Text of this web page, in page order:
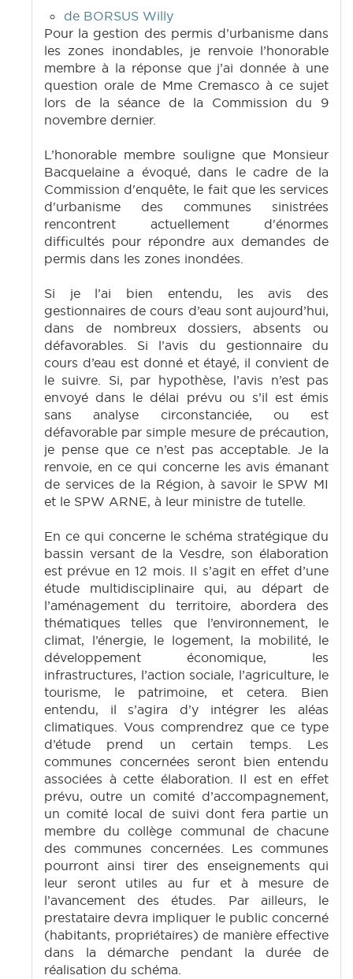
de BORSUS Willy
Pour la gestion des permis d’urbanisme dans
les zones inondables, je renvoie l’honorable
membre à la réponse que j’ai donnée à une
question orale de Mme Cremasco à ce sujet
lors de la séance de la Commission du 9
novembre dernier.
L’honorable membre souligne que Monsieur
Bacquelaine a évoqué, dans le cadre de la
Commission d'enquête, le fait que les services
d'urbanisme des communes sinistrées
rencontrent actuellement d'énormes
difficultés pour répondre aux demandes de
permis dans les zones inondées.
Si je l’ai bien entendu, les avis des
gestionnaires de cours d’eau sont aujourd’hui,
dans de nombreux dossiers, absents ou
défavorables. Si l’avis du gestionnaire du
cours d’eau est donné et étayé, il convient de
le suivre. Si, par hypothèse, l’avis n’est pas
envoyé dans le délai prévu ou s’il est émis
sans analyse circonstanciée, ou est
défavorable par simple mesure de précaution,
je pense que ce n’est pas acceptable. Je la
renvoie, en ce qui concerne les avis émanant
de services de la Région, à savoir le SPW MI
et le SPW ARNE, à leur ministre de tutelle.
En ce qui concerne le schéma stratégique du
bassin versant de la Vesdre, son élaboration
est prévue en 12 mois. Il s’agit en effet d’une
étude multidisciplinaire qui, au départ de
l’aménagement du territoire, abordera des
thématiques telles que l’environnement, le
climat, l’énergie, le logement, la mobilité, le
développement économique, les
infrastructures, l’action sociale, l’agriculture, le
tourisme, le patrimoine, et cetera. Bien
entendu, il s’agira d’y intégrer les aléas
climatiques. Vous comprendrez que ce type
d’étude prend un certain temps. Les
communes concernées seront bien entendu
associées à cette élaboration. Il est en effet
prévu, outre un comité d’accompagnement,
un comité local de suivi dont fera partie un
membre du collège communal de chacune
des communes concernées. Les communes
pourront ainsi tirer des enseignements qui
leur seront utiles au fur et à mesure de
l’avancement des études. Par ailleurs, le
prestataire devra impliquer le public concerné
(habitants, propriétaires) de manière effective
dans la démarche pendant la durée de
réalisation du schéma.